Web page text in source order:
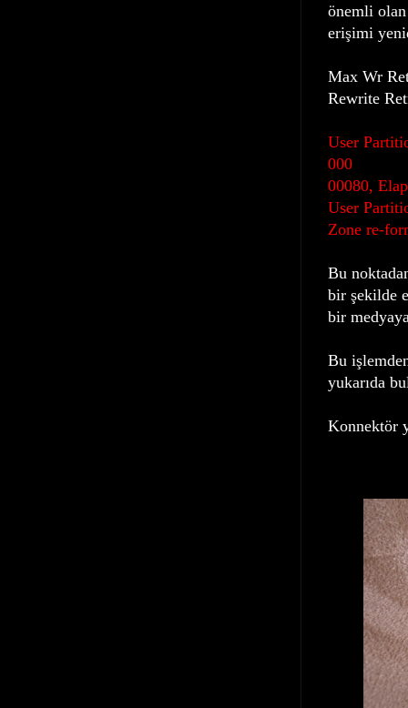
önemli
erişimi
Max Wr
Rewrite
User
000
00080,
User
Zone re-
Bu
bir şekilde
bir
Bu
yukarıda
Konnektör